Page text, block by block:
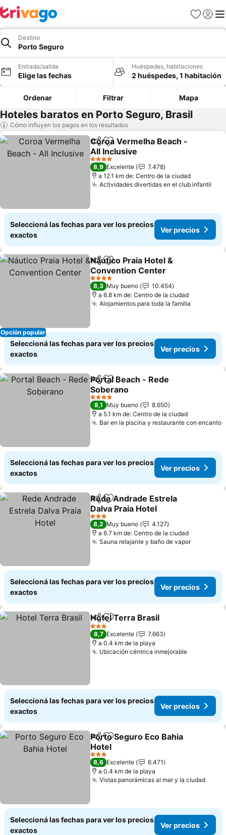
Favoritos
Iniciar
Destino
Porto Seguro
Entrada/salida
Elige las fechas
Huéspedes, habitaciones
2 huéspedes, 1 habitación
Ordenar Filtrar Mapa
Hoteles baratos en Porto Seguro, Brasil
Cómo influyen los pagos en los resultados
CompartirAñadir a favoritos
Coroa Vermelha Beach -
All Inclusive
4 Estrellas
8,9 Excelente
7.478
a 12.1 km de: Centro de la ciudad
Actividades divertidas en el club infantil
Seleccioná las fechas para ver los precios
exactos
Ver precios
Opción popular
CompartirAñadir a favoritos
Náutico Praia Hotel &
Convention Center
4 Estrellas
8,3 Muy bueno
10.454
a 6.8 km de: Centro de la ciudad
Alojamientos para toda la familia
Seleccioná las fechas para ver los precios
exactos
Ver precios
CompartirAñadir a favoritos
Portal Beach - Rede
Soberano
4 Estrellas
8,1 Muy bueno
8.650
a 5.1 km de: Centro de la ciudad
Bar en la piscina y restaurante con encanto
Seleccioná las fechas para ver los precios
exactos
Ver precios
CompartirAñadir a favoritos
Rede Andrade Estrela
Dalva Praia Hotel
3 Estrellas
8,2 Muy bueno
4.127
a 6.7 km de: Centro de la ciudad
Sauna relajante y baño de vapor
Seleccioná las fechas para ver los precios
exactos
Ver precios
CompartirAñadir a favoritos
Hotel Terra Brasil
3 Estrellas
8,7 Excelente
7.663
a 0.4 km de la playa
Ubicación céntrica inmejorable
Seleccioná las fechas para ver los precios
exactos
Ver precios
CompartirAñadir a favoritos
Porto Seguro Eco Bahia
Hotel
3 Estrellas
8,6 Excelente
6.471
a 0.4 km de la playa
Vistas panorámicas al mar y la ciudad
Seleccioná las fechas para ver los precios
exactos
Ver precios